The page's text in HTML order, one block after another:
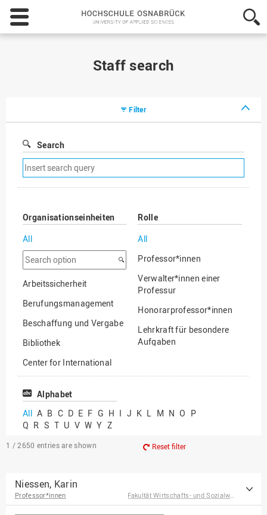
Hochschule
Osnabrück
-
Staff search
Filter
Search
Remove
search
filter
Organisationseinheiten
All
Search
option
Arbeitssicherheit
Berufungsmanagement
Beschaffung und Vergabe
Bibliothek
Center for International
Mobility
Center for International
Chancengerechtigkeit
eLearning Competence
EU-Büro
Fakultät
Agrarwissenschaften und
Rolle
All
Professor*innen
Verwalter*innen einer
Professur
Honorarprofessor*innen
Lehrkraft für besondere
Aufgaben
Professor*innen im
Alphabet
All A B C D E F G H I J K L M N O P
Q R S T U V W Y Z
1 / 2650 entries are shown Reset filter
Niessen, Karin
Professor*innen